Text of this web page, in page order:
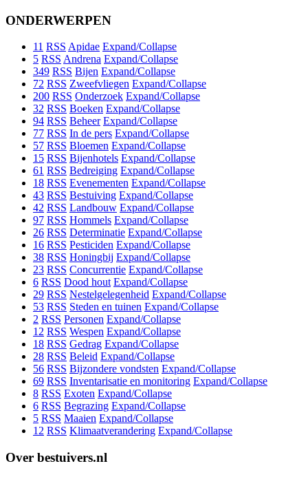
ONDERWERPEN
11 RSS Apidae Expand/Collapse
5 RSS Andrena Expand/Collapse
349 RSS Bijen Expand/Collapse
72 RSS Zweefvliegen Expand/Collapse
200 RSS Onderzoek Expand/Collapse
32 RSS Boeken Expand/Collapse
94 RSS Beheer Expand/Collapse
77 RSS In de pers Expand/Collapse
57 RSS Bloemen Expand/Collapse
15 RSS Bijenhotels Expand/Collapse
61 RSS Bedreiging Expand/Collapse
18 RSS Evenementen Expand/Collapse
43 RSS Bestuiving Expand/Collapse
42 RSS Landbouw Expand/Collapse
97 RSS Hommels Expand/Collapse
26 RSS Determinatie Expand/Collapse
16 RSS Pesticiden Expand/Collapse
38 RSS Honingbij Expand/Collapse
23 RSS Concurrentie Expand/Collapse
6 RSS Dood hout Expand/Collapse
29 RSS Nestelgelegenheid Expand/Collapse
53 RSS Steden en tuinen Expand/Collapse
2 RSS Personen Expand/Collapse
12 RSS Wespen Expand/Collapse
18 RSS Gedrag Expand/Collapse
28 RSS Beleid Expand/Collapse
56 RSS Bijzondere vondsten Expand/Collapse
69 RSS Inventarisatie en monitoring Expand/Collapse
8 RSS Exoten Expand/Collapse
6 RSS Begrazing Expand/Collapse
5 RSS Maaien Expand/Collapse
12 RSS Klimaatverandering Expand/Collapse
Over bestuivers.nl